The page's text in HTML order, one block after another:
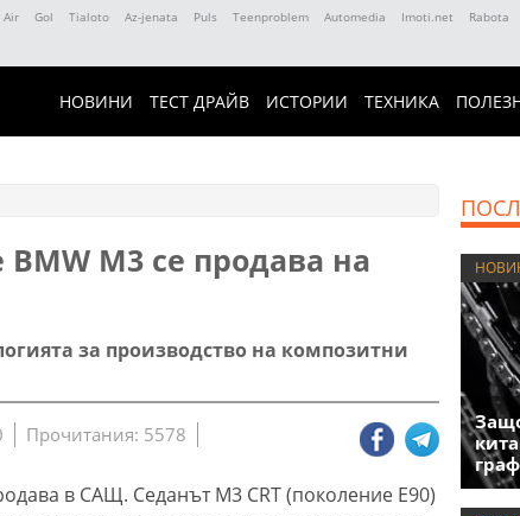
Air Gol Tialoto Az-jenata Puls Teenproblem Automedia Imoti.net Rabota
НОВИНИ ТЕСТ ДРАЙВ ИСТОРИИ ТЕХНИКА
M3 се продава на
за производство на композитни
Прочитания: 5578
в САЩ. Седанът M3 CRT (поколение E90)